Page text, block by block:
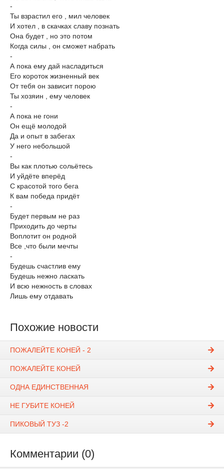
-
Ты взрастил его , мил человек
И хотел , в скачках славу познать
Она будет , но это потом
Когда силы , он сможет набрать
-
А пока ему дай насладиться
Его короток жизненный век
От тебя он зависит порою
Ты хозяин , ему человек
-
А пока не гони
Он ещё молодой
Да и опыт в забегах
У него небольшой
-
Вы как плотью сольётесь
И уйдёте вперёд
С красотой того бега
К вам победа придёт
-
Будет первым не раз
Приходить до черты
Воплотит он родной
Все ,что были мечты
-
Будешь счастлив ему
Будешь нежно ласкать
И всю нежность в словах
Лишь ему отдавать
Похожие новости
ПОЖАЛЕЙТЕ КОНЕЙ - 2
ПОЖАЛЕЙТЕ КОНЕЙ
ОДНА ЕДИНСТВЕННАЯ
НЕ ГУБИТЕ КОНЕЙ
ПИКОВЫЙ ТУЗ -2
Комментарии (0)